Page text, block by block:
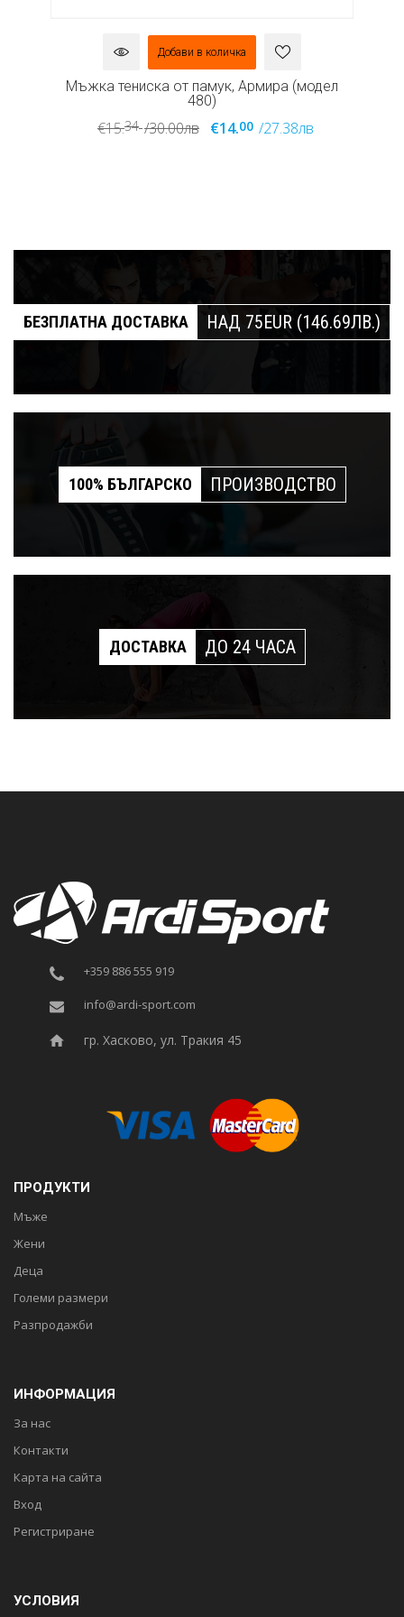
Добави в количка
Мъжка памучна тениска, Армира, модел 479
БЕЗПЛАТНА ДОСТАВКА НАД 75EUR (146.69ЛВ.)
100% БЪЛГАРСКО ПРОИЗВОДСТВО
ДОСТАВКА ДО 24 ЧАСА
+359 886 555 919
info@ardi-sport.com
гр. Хасково, ул. Тракия 45
ПРОДУКТИ
Мъже
Жени
Деца
Големи размери
Разпродажби
ИНФОРМАЦИЯ
За нас
Контакти
Карта на сайта
Вход
Регистриране
УСЛОВИЯ